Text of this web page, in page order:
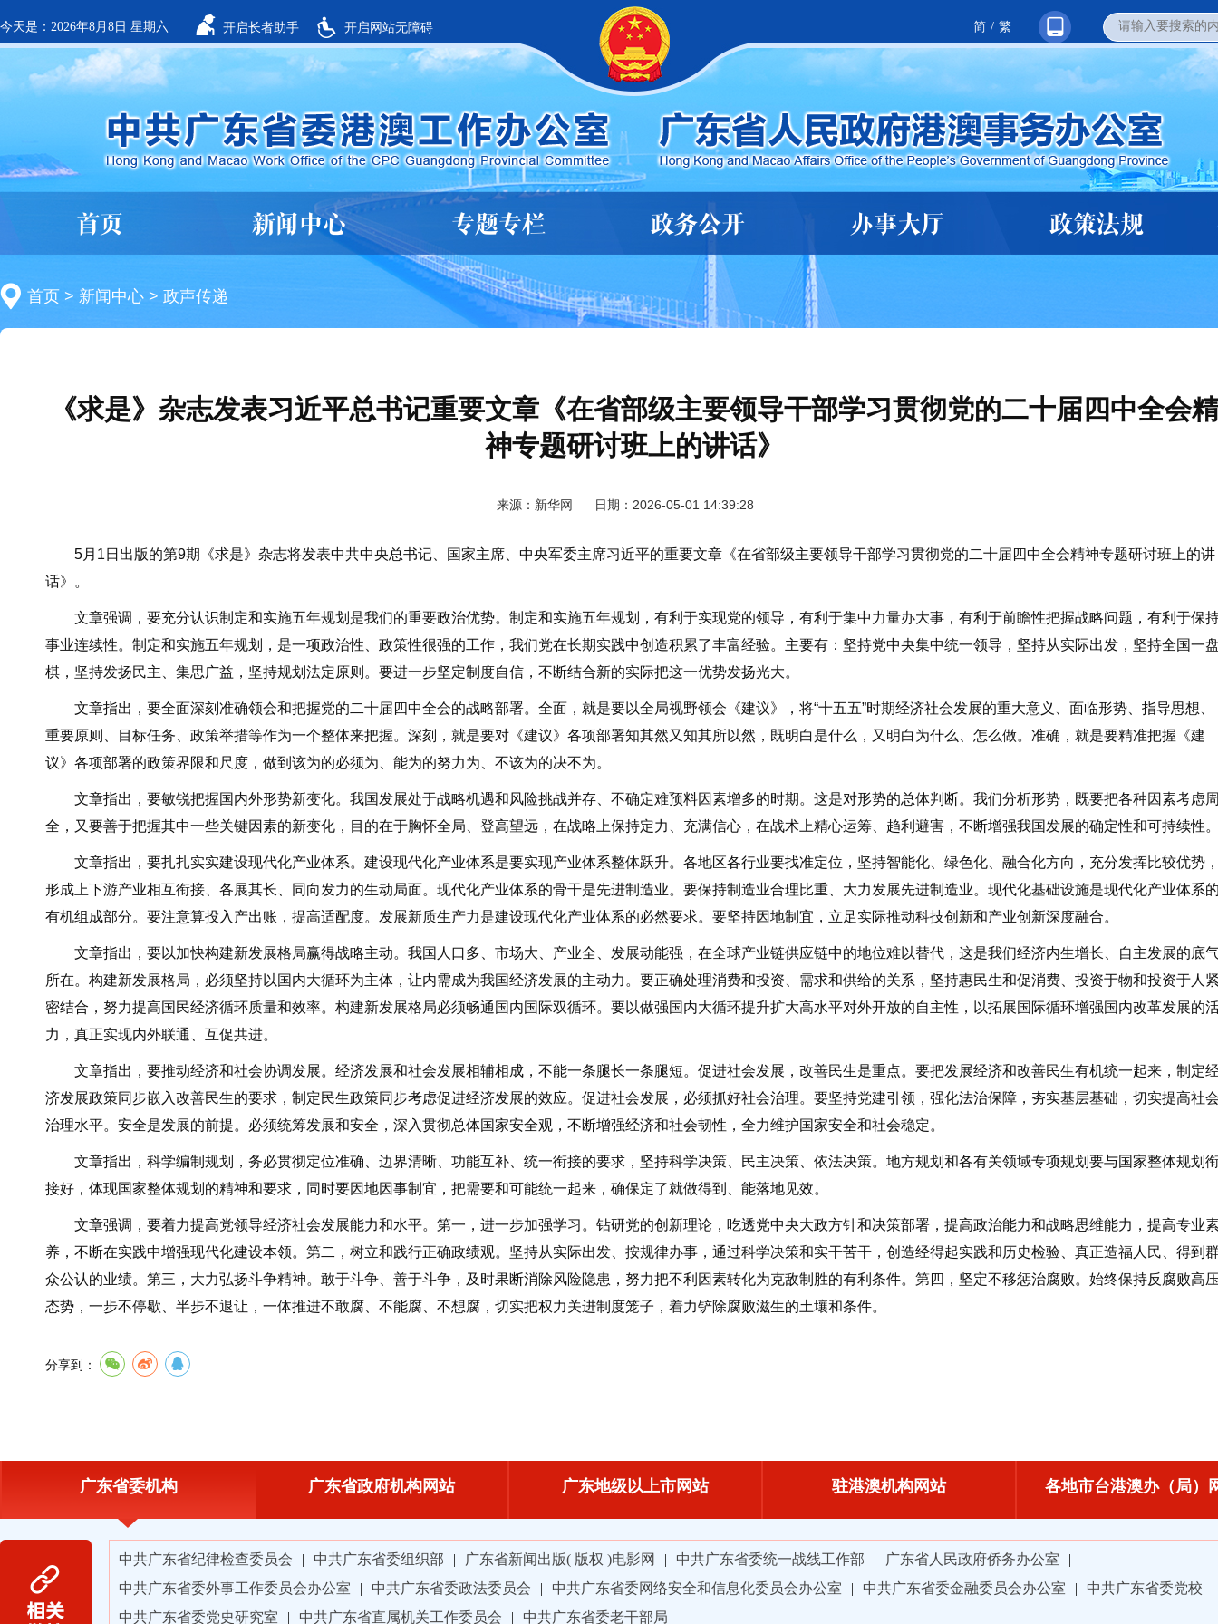
今天是：2026年8月8日 星期六 开启长者助手 开启网站无障碍 繁
/
简
首页 新闻中心 专题专栏 政务公开 办事大厅 政策法规
首页 > 新闻中心 > 政声传递
《求是》杂志发表习近平总书记重要文章《在省部级主要领导干部学习贯彻党的二十届四中全会精
神专题研讨班上的讲话》
来源：新华网 日期：2026-05-01 14:39:28
5月1日出版的第9期《求是》杂志将发表中共中央总书记、国家主席、中央军委主席习近平的重要文章《在省部级主要领导干部学习贯彻党的二十届四中全会精神专题研讨班上的讲
话》。
文章强调，要充分认识制定和实施五年规划是我们的重要政治优势。制定和实施五年规划，有利于实现党的领导，有利于集中力量办大事，有利于前瞻性把握战略问题，有利于保
事业连续性。制定和实施五年规划，是一项政治性、政策性很强的工作，我们党在长期实践中创造积累了丰富经验。主要有：坚持党中央集中统一领导，坚持从实际出发，坚持全国一
棋，坚持发扬民主、集思广益，坚持规划法定原则。要进一步坚定制度自信，不断结合新的实际把这一优势发扬光大。
文章指出，要全面深刻准确领会和把握党的二十届四中全会的战略部署。全面，就是要以全局视野领会《建议》，将“十五五”时期经济社会发展的重大意义、面临形势、指导思想、
重要原则、目标任务、政策举措等作为一个整体来把握。深刻，就是要对《建议》各项部署知其然又知其所以然，既明白是什么，又明白为什么、怎么做。准确，就是要精准把握《建
议》各项部署的政策界限和尺度，做到该为的必须为、能为的努力为、不该为的决不为。
文章指出，要敏锐把握国内外形势新变化。我国发展处于战略机遇和风险挑战并存、不确定难预料因素增多的时期。这是对形势的总体判断。我们分析形势，既要把各种因素考虑
全，又要善于把握其中一些关键因素的新变化，目的在于胸怀全局、登高望远，在战略上保持定力、充满信心，在战术上精心运筹、趋利避害，不断增强我国发展的确定性和可持续性
文章指出，要扎扎实实建设现代化产业体系。建设现代化产业体系是要实现产业体系整体跃升。各地区各行业要找准定位，坚持智能化、绿色化、融合化方向，充分发挥比较优势
形成上下游产业相互衔接、各展其长、同向发力的生动局面。现代化产业体系的骨干是先进制造业。要保持制造业合理比重、大力发展先进制造业。现代化基础设施是现代化产业体系
有机组成部分。要注意算投入产出账，提高适配度。发展新质生产力是建设现代化产业体系的必然要求。要坚持因地制宜，立足实际推动科技创新和产业创新深度融合。
文章指出，要以加快构建新发展格局赢得战略主动。我国人口多、市场大、产业全、发展动能强，在全球产业链供应链中的地位难以替代，这是我们经济内生增长、自主发展的底
所在。构建新发展格局，必须坚持以国内大循环为主体，让内需成为我国经济发展的主动力。要正确处理消费和投资、需求和供给的关系，坚持惠民生和促消费、投资于物和投资于人
密结合，努力提高国民经济循环质量和效率。构建新发展格局必须畅通国内国际双循环。要以做强国内大循环提升扩大高水平对外开放的自主性，以拓展国际循环增强国内改革发展的
力，真正实现内外联通、互促共进。
文章指出，要推动经济和社会协调发展。经济发展和社会发展相辅相成，不能一条腿长一条腿短。促进社会发展，改善民生是重点。要把发展经济和改善民生有机统一起来，制定
济发展政策同步嵌入改善民生的要求，制定民生政策同步考虑促进经济发展的效应。促进社会发展，必须抓好社会治理。要坚持党建引领，强化法治保障，夯实基层基础，切实提高社
治理水平。安全是发展的前提。必须统筹发展和安全，深入贯彻总体国家安全观，不断增强经济和社会韧性，全力维护国家安全和社会稳定。
文章指出，科学编制规划，务必贯彻定位准确、边界清晰、功能互补、统一衔接的要求，坚持科学决策、民主决策、依法决策。地方规划和各有关领域专项规划要与国家整体规划
接好，体现国家整体规划的精神和要求，同时要因地因事制宜，把需要和可能统一起来，确保定了就做得到、能落地见效。
文章强调，要着力提高党领导经济社会发展能力和水平。第一，进一步加强学习。钻研党的创新理论，吃透党中央大政方针和决策部署，提高政治能力和战略思维能力，提高专业
养，不断在实践中增强现代化建设本领。第二，树立和践行正确政绩观。坚持从实际出发、按规律办事，通过科学决策和实干苦干，创造经得起实践和历史检验、真正造福人民、得到
众公认的业绩。第三，大力弘扬斗争精神。敢于斗争、善于斗争，及时果断消除风险隐患，努力把不利因素转化为克敌制胜的有利条件。第四，坚定不移惩治腐败。始终保持反腐败高
态势，一步不停歇、半步不退让，一体推进不敢腐、不能腐、不想腐，切实把权力关进制度笼子，着力铲除腐败滋生的土壤和条件。
分享到：
广东省委机构 广东省政府机构网站 广东地级以上市网站 驻港澳机构网站 各地市台港澳办（局）
中共广东省纪律检查委员会 | 中共广东省委组织部 | 广东省新闻出版( 版权 )电影网 | 中共广东省委统一战线工作部 | 广东省人民政府侨务办公室
|
中共广东省委外事工作委员会办公室
| 中共广东省委政法委员会 | 中共广东省委网络安全和信息化委员会办公室 | 中共广东省委金融委员会办公室 | 中共广东省委党校
|
中共广东省委党史研究室
| 中共广东省直属机关工作委员会 | 中共广东省委老干部局